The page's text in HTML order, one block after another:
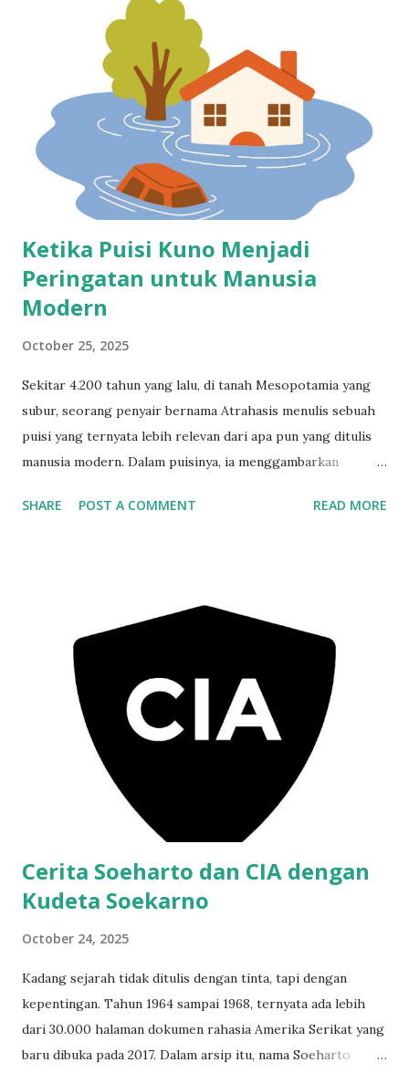
pemilu yang tak pernah sepi drama? Asal-usul dan Makna di
Balik Istilah Ternak Mulyono Istilah ini lahir bukan dari
ruang kosong. Ia muncul sebagai sindiran kepada pihak-
pihak yang dianggap terlalu setia kepada Presiden Jokowi.
Para penentang menyebutnya dengan nada menghujat,
seolah mereka hanyalah pengikut tanpa arah. Padahal, jika
ditelisik, maknanya lebih kompleks daripada sekadar olok-
olok politik. Ternak Mulyono kerap disematkan pada men...
Ketika Puisi Kuno Menjadi
Peringatan untuk Manusia
Modern
October 25, 2025
Sekitar 4.200 tahun yang lalu, di tanah Mesopotamia yang
subur, seorang penyair bernama Atrahasis menulis sebuah
puisi yang ternyata lebih relevan dari apa pun yang ditulis
manusia modern. Dalam puisinya, ia menggambarkan
terlalu berisik, dan terlalu rakus. Maka, datanglah
banjir besar, tetapi tentang kejemuan terhadap keramaian
dan ketidakseimbangan populasi. Overpopulasi di Zaman
Batu: Masalah Lama dengan Wajah Baru Lucunya, pada masa
Atrahasis, jumlah manusia di bumi diperkirakan baru sekitar
25–50 juta jiwa. Tapi di matanya, itu sudah terlalu ramai. Ia
melihat Babilonia kuno yang menampung sekitar 100 ribu
orang sebagai kota yang sesak, penuh kegaduhan, dan
penuh keluhan. Mungkin dari situ lahir ide “penghapusan
populasi” lewat banjir besar — sebuah simbol dari...
SHARE POST A COMMENT READ MORE
Cerita Soeharto dan CIA dengan
Kudeta Soekarno
October 24, 2025
Kadang sejarah tidak ditulis dengan tinta, tapi dengan
kepentingan. Tahun 1964 sampai 1968, ternyata ada lebih
dari 30.000 halaman dokumen rahasia Amerika Serikat yang
baru dibuka pada 2017. Dalam arsip itu, nama Soeharto